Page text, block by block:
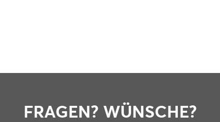
FRAGEN? WÜNSCHE?